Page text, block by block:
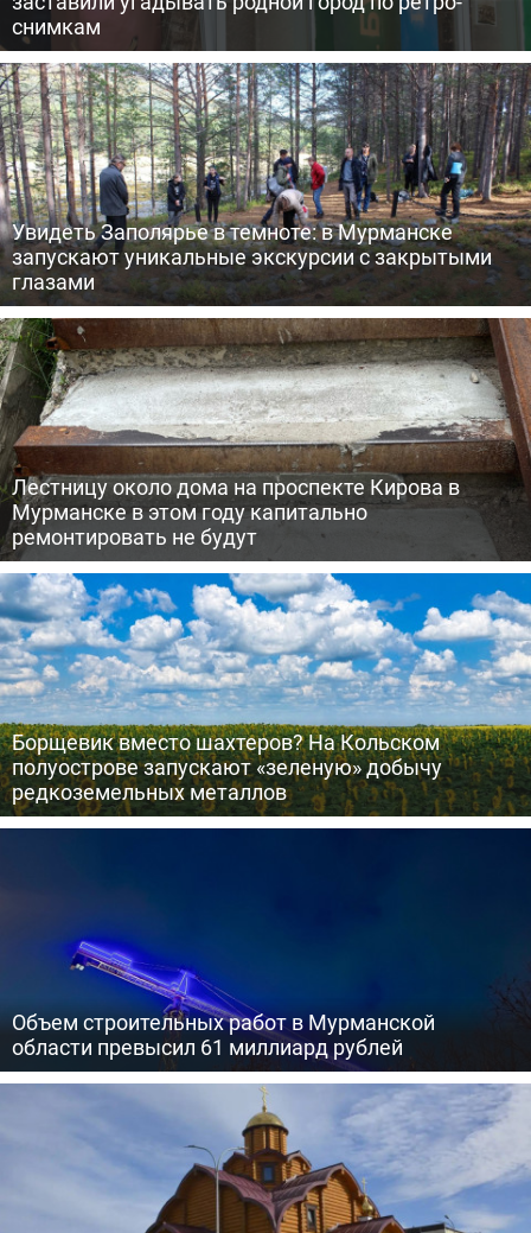
снимкам
Увидеть Заполярье в темноте: в Мурманске
запускают уникальные экскурсии с закрытыми
глазами
Лестницу около дома на проспекте Кирова в
Мурманске в этом году капитально
ремонтировать не будут
Борщевик вместо шахтеров? На Кольском
полуострове запускают «зеленую» добычу
редкоземельных металлов
Объем строительных работ в Мурманской
области превысил 61 миллиард рублей